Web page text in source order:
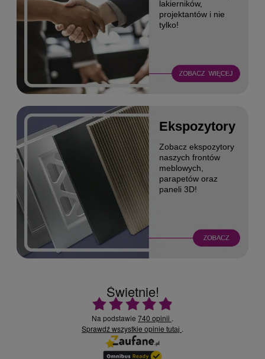
lakierników,
projektantów i nie
tylko!
Ekspozytory
Zobacz ekspozytory
naszych frontów
meblowych,
parapetów oraz
paneli 3D!
Świetnie!
Ocena średnia 4.9 na 5
Na podstawie 740 opinii .
Sprawdź wszystkie opinie tutaj .